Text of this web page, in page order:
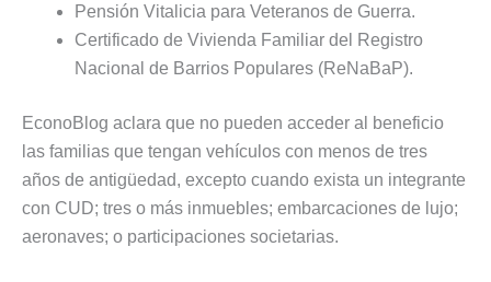
Pensión Vitalicia para Veteranos de Guerra.
Certificado de Vivienda Familiar del Registro
Nacional de Barrios Populares (ReNaBaP).
EconoBlog aclara que no pueden acceder al beneficio
las familias que tengan vehículos con menos de tres
años de antigüedad, excepto cuando exista un integrante
con CUD; tres o más inmuebles; embarcaciones de lujo;
aeronaves; o participaciones societarias.